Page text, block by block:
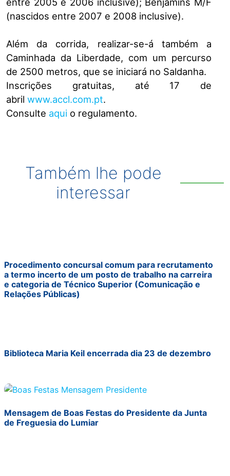
(nascidos entre 2007 e 2008 inclusive).
Além da corrida, realizar-se-á também a
Caminhada da Liberdade, com um percurso
de 2500 metros, que se iniciará no Saldanha.
Inscrições gratuitas, até 17 de
abril www.accl.com.pt.
Consulte aqui o regulamento.
Também lhe pode
interessar
Procedimento concursal comum para recrutamento
a termo incerto de um posto de trabalho na carreira
e categoria de Técnico Superior (Comunicação e
Relações Públicas)
Biblioteca Maria Keil encerrada dia 23 de dezembro
Mensagem de Boas Festas do Presidente da Junta
de Freguesia do Lumiar